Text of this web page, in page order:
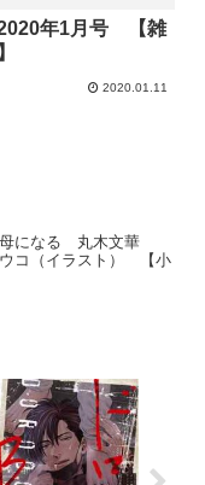
年1月号 【雑
2020.01.11
になる 丸木文華
ウコ（イラスト） 【小